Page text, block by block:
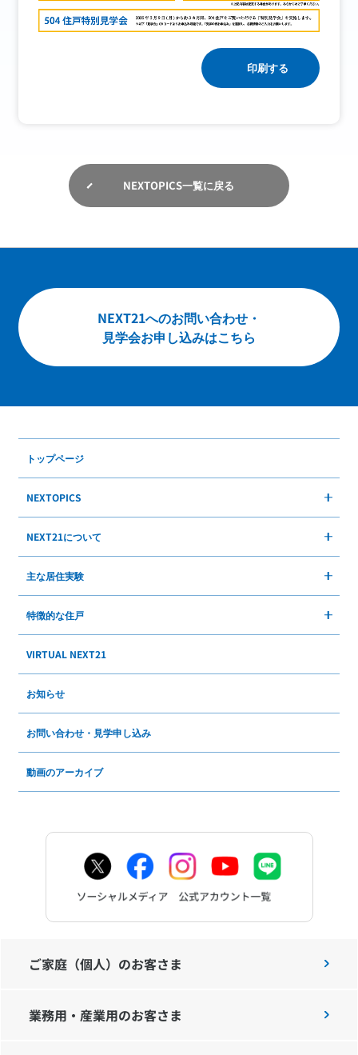
お問い合わせ English
印刷する
NEXTOPICS一覧に戻る
NEXT21へのお問い合わせ・
見学会お申し込みはこちら
トップページ
NEXTOPICS
NEXT21について
主な居住実験
特徴的な住戸
VIRTUAL NEXT21
お知らせ
お問い合わせ・見学申し込み
動画のアーカイブ
ご家庭（個人）のお客さま
業務用・産業用のお客さま